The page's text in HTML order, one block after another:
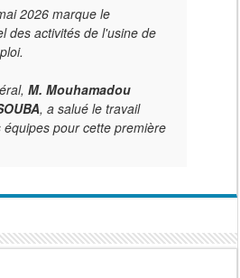
2026 marque le
des activités de l'usine de
M. Mouhamadou
, a salué le travail
pour cette première